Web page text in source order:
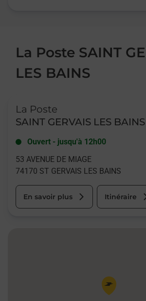
La Poste SAINT
LES BAINS
La Poste
SAINT GERVAIS LES BAINS
Ouvert - jusqu'à 12h00
53 AVENUE DE MIAGE
74170 ST GERVAIS LES BAINS
En savoir plus Itinéraire
Pin de la carte